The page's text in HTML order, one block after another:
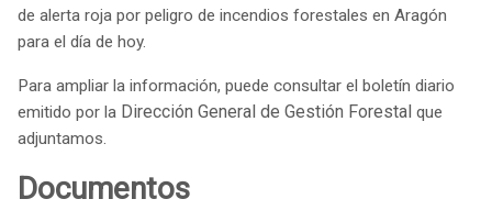
de alerta roja por peligro de incendios forestales en Aragón
para el día de hoy.
Para ampliar la información, puede consultar el boletín diario
emitido por la Dirección General de Gestión Forestal que
adjuntamos.
Documentos